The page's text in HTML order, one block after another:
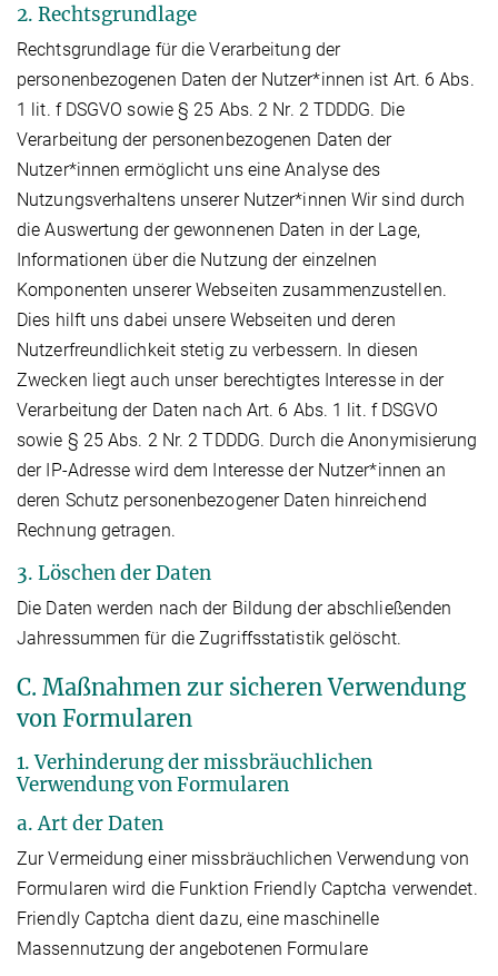
2. Rechtsgrundlage
Rechtsgrundlage für die Verarbeitung der
personenbezogenen Daten der Nutzer*innen ist Art. 6 Abs.
1 lit. f DSGVO sowie § 25 Abs. 2 Nr. 2 TDDDG. Die
Verarbeitung der personenbezogenen Daten der
Nutzer*innen ermöglicht uns eine Analyse des
Nutzungsverhaltens unserer Nutzer*innen Wir sind durch
die Auswertung der gewonnenen Daten in der Lage,
Informationen über die Nutzung der einzelnen
Komponenten unserer Webseiten zusammenzustellen.
Dies hilft uns dabei unsere Webseiten und deren
Nutzerfreundlichkeit stetig zu verbessern. In diesen
Zwecken liegt auch unser berechtigtes Interesse in der
Verarbeitung der Daten nach Art. 6 Abs. 1 lit. f DSGVO
sowie § 25 Abs. 2 Nr. 2 TDDDG. Durch die Anonymisierung
der IP-Adresse wird dem Interesse der Nutzer*innen an
deren Schutz personenbezogener Daten hinreichend
Rechnung getragen.
3. Löschen der Daten
Die Daten werden nach der Bildung der abschließenden
Jahressummen für die Zugriffsstatistik gelöscht.
C. Maßnahmen zur sicheren Verwendung
von Formularen
1. Verhinderung der missbräuchlichen
Verwendung von Formularen
a. Art der Daten
Zur Vermeidung einer missbräuchlichen Verwendung von
Formularen wird die Funktion Friendly Captcha verwendet.
Friendly Captcha dient dazu, eine maschinelle
Massennutzung der angebotenen Formulare